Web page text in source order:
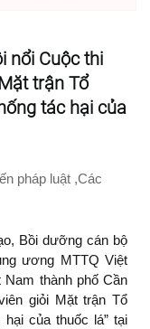
nổi Cuộc thi
trận Tổ
tác hại của
pháp luật ,Các
Bồi dưỡng cán bộ
ương MTTQ Việt
thành phố Cần
giỏi Mặt trận Tổ
của thuốc lá” tại